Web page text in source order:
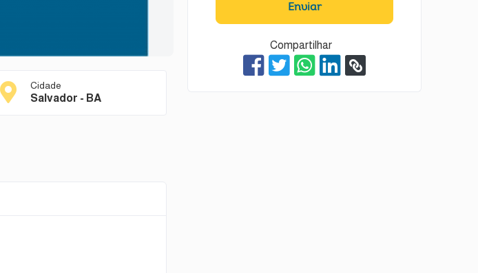
Cidade
Salvador - BA
Enviar
Compartilhar